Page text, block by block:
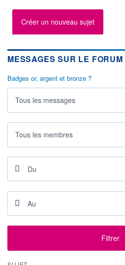
Biotechnologie
OUVERTURE
2,2870
2,3360
VOLUME
176 965
441 MEUR
RENDEMENT
- -
DERNIER
DIVIDENDE
0,00 EUR -
Créer un nouveau sujet
MESSAGES SUR LE
Badges or, argent et bronze ?
Tous les messages
Tous les membres
Filtrer